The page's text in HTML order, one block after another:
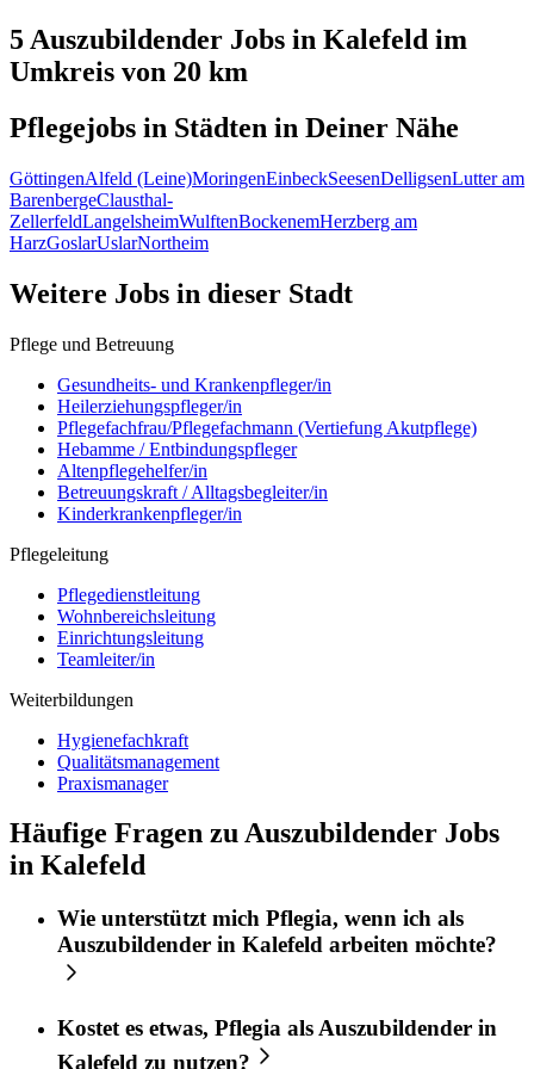
5 Auszubildender Jobs in Kalefeld im
Umkreis von 20 km
Pflegejobs in Städten in Deiner Nähe
GöttingenAlfeld (Leine)MoringenEinbeckSeesenDelligsenLutter am
BarenbergeClausthal-
ZellerfeldLangelsheimWulftenBockenemHerzberg am
HarzGoslarUslarNortheim
Weitere Jobs in dieser Stadt
Pflege und Betreuung
Gesundheits- und Krankenpfleger/in
Heilerziehungspfleger/in
Pflegefachfrau/Pflegefachmann (Vertiefung Akutpflege)
Hebamme / Entbindungspfleger
Altenpflegehelfer/in
Betreuungskraft / Alltagsbegleiter/in
Kinderkrankenpfleger/in
Pflegeleitung
Pflegedienstleitung
Wohnbereichsleitung
Einrichtungsleitung
Teamleiter/in
Weiterbildungen
Hygienefachkraft
Qualitätsmanagement
Praxismanager
Häufige Fragen zu Auszubildender Jobs
in Kalefeld
Wie unterstützt mich Pflegia, wenn ich als
Auszubildender in Kalefeld arbeiten möchte?
Kostet es etwas, Pflegia als Auszubildender in
Kalefeld zu nutzen?